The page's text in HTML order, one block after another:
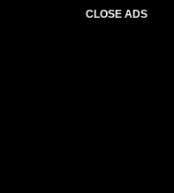
CLOSE ADS